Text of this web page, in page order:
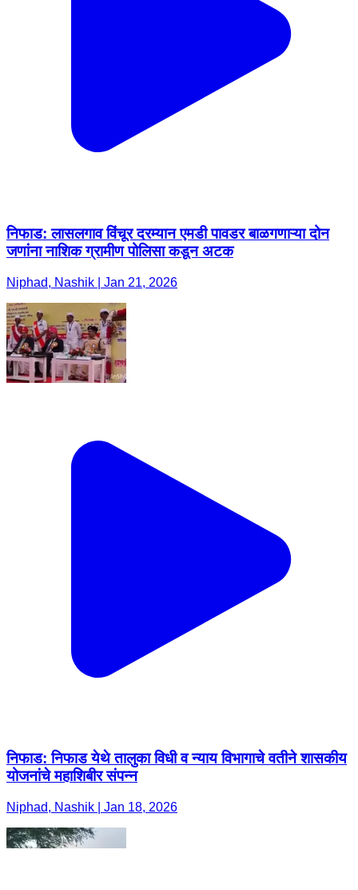
निफाड: लासलगाव विंचूर दरम्यान एमडी पावडर बाळगणाऱ्या दोन
जणांना नाशिक ग्रामीण पोलिसा कडून अटक
Niphad, Nashik | Jan 21, 2026
निफाड: निफाड येथे तालुका विधी व न्याय विभागाचे वतीने शासकीय
योजनांचे महाशिबीर संपन्न
Niphad, Nashik | Jan 18, 2026